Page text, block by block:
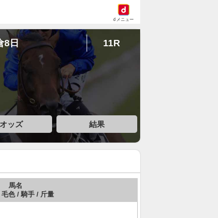
dメニュー
8日 11R
オッズ 結果
馬名
色 / 騎手 / 斤量